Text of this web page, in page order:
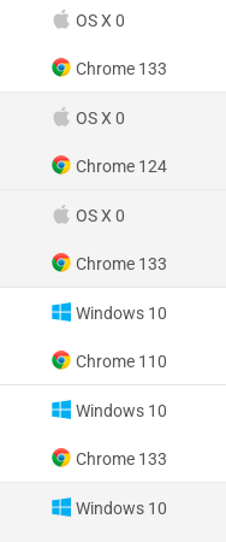
OS X 0
Chrome 133
OS X 0
Chrome 124
OS X 0
Chrome 133
Windows 10
Chrome 110
Windows 10
Chrome 133
Windows 10